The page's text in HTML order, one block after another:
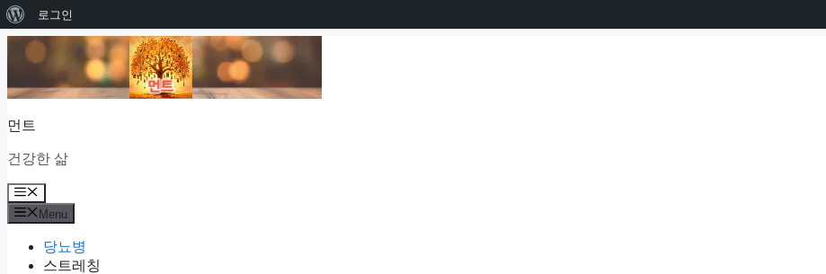
드
레
스
소
개
로그인
Skip
먼트
건강한 삶
Menu
Menu
당뇨병
스트레칭